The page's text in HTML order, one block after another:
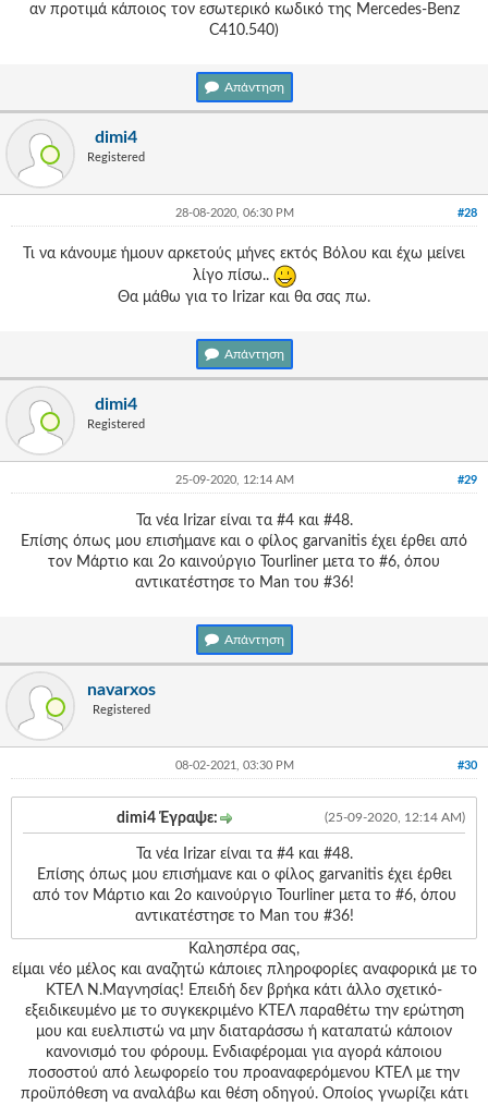
αν προτιμά κάποιος τον εσωτερικό κωδικό της Mercedes-Benz
C410.540)
Απάντηση
dimi4
Registered
#28
28-08-2020, 06:30 PM
Τι να κάνουμε ήμουν αρκετούς μήνες εκτός Βόλου και έχω μείνει
λίγο πίσω..
Θα μάθω για το Irizar και θα σας πω.
Απάντηση
dimi4
Registered
#29
25-09-2020, 12:14 AM
Τα νέα Irizar είναι τα #4 και #48.
Επίσης όπως μου επισήμανε και ο φίλος garvanitis έχει έρθει από
τον Μάρτιο και 2ο καινούργιο Tourliner μετα το #6, όπου
αντικατέστησε το Man του #36!
Απάντηση
navarxos
Registered
#30
08-02-2021, 03:30 PM
(25-09-2020, 12:14 AM)
dimi4 Έγραψε:
Τα νέα Irizar είναι τα #4 και #48.
Επίσης όπως μου επισήμανε και ο φίλος garvanitis έχει έρθει
από τον Μάρτιο και 2ο καινούργιο Tourliner μετα το #6, όπου
αντικατέστησε το Man του #36!
Καλησπέρα σας,
είμαι νέο μέλος και αναζητώ κάποιες πληροφορίες αναφορικά με το
ΚΤΕΛ Ν.Μαγνησίας! Επειδή δεν βρήκα κάτι άλλο σχετικό-
εξειδικευμένο με το συγκεκριμένο ΚΤΕΛ παραθέτω την ερώτηση
μου και ευελπιστώ να μην διαταράσσω ή καταπατώ κάποιον
κανονισμό του φόρουμ. Ενδιαφέρομαι για αγορά κάποιου
ποσοστού από λεωφορείο του προαναφερόμενου ΚΤΕΛ με την
προϋπόθεση να αναλάβω και θέση οδηγού. Οποίος γνωρίζει κάτι